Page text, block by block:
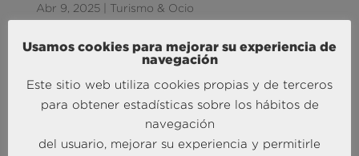
Abr 9, 2025| Turismo & Ocio
La firma de consultoría y servicios profesionales
Andersen Consulting (antes BRAINTRUST), líder en
el sector turístico, ha emitido un nuevo informe de
su Barómetro Turístico y anuncia un nuevo récord
Usamos cookies para mejorar su experiencia de
navegación
Este sitio web utiliza cookies propias y de terceros
para obtener estadísticas sobre los hábitos de
navegación
del usuario, mejorar su experiencia y permitirle